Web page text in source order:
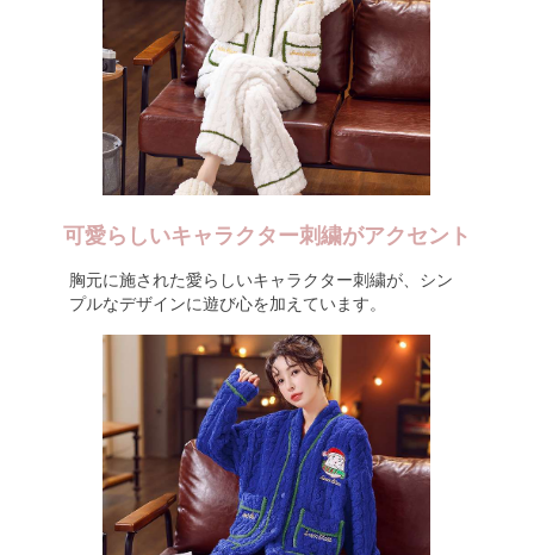
可愛らしいキャラクター刺繍がアクセント
胸元に施された愛らしいキャラクター刺繍が、シン
プルなデザインに遊び心を加えています。